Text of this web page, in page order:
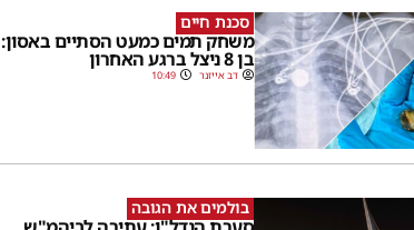
סכנת חיים
משחק תמים כמעט הסתיים באסון:
בן 8 ניצל ברגע האחרון
דב אייזנר 10:49
בולמים את הגובה